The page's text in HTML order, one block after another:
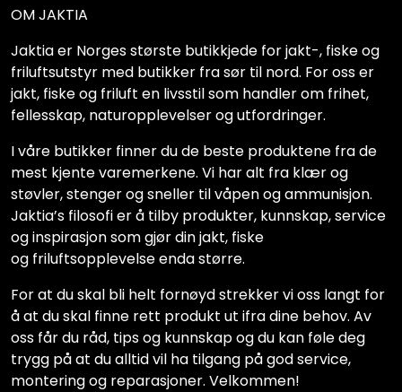
OM JAKTIA
Jaktia er Norges største butikkjede for jakt-, fiske og
friluftsutstyr med butikker fra sør til nord. For oss er
jakt, fiske og friluft en livsstil som handler om frihet,
fellesskap, naturopplevelser og utfordringer.
I våre butikker finner du de beste produktene fra de
mest kjente varemerkene. Vi har alt fra klær og
støvler, stenger og sneller til våpen og ammunisjon.
Jaktia’s filosofi er å tilby produkter, kunnskap, service
og inspirasjon som gjør din jakt, fiske
og friluftsopplevelse enda større.
For at du skal bli helt fornøyd strekker vi oss langt for
å at du skal finne rett produkt ut ifra dine behov. Av
oss får du råd, tips og kunnskap og du kan føle deg
trygg på at du alltid vil ha tilgang på god service,
montering og reparasjoner. Velkommen!